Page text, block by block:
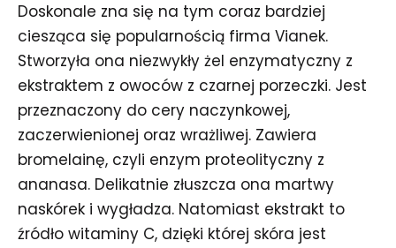
Doskonale zna się na tym coraz bardziej
ciesząca się popularnością firma Vianek.
Stworzyła ona niezwykły żel enzymatyczny z
ekstraktem z owoców z czarnej porzeczki. Jest
przeznaczony do cery naczynkowej,
zaczerwienionej oraz wrażliwej. Zawiera
bromelainę, czyli enzym proteolityczny z
ananasa. Delikatnie złuszcza ona martwy
naskórek i wygładza. Natomiast ekstrakt to
źródło witaminy C, dzięki której skóra jest